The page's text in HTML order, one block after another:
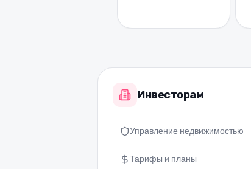
Инвесторам
Управление недвижимостью
Тарифы и планы